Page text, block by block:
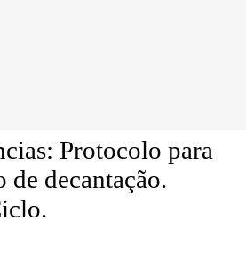
Protocolo para
de decantação.